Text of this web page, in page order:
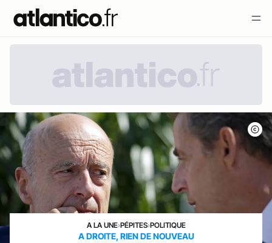
A LA UNE›PÉPITES›POLITIQUE
A DROITE, RIEN DE NOUVEAU